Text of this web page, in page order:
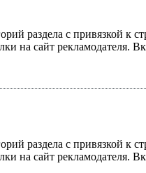
раздела с привязкой
на сайт рекламодателя.
раздела с привязкой
на сайт рекламодателя.